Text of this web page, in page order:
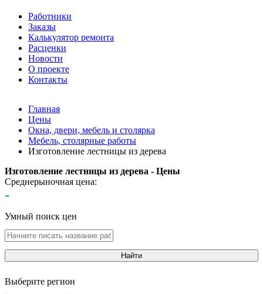
Работники
Заказы
Калькулятор ремонта
Расценки
Новости
О проекте
Контакты
Главная
Цены
Окна, двери, мебель и столярка
Мебель, столярные работы
Изготовление лестницы из дерева
Изготовление лестницы из дерева - Цены
Среднерыночная цена:
-
Умный поиск цен
Найти
Выберите регион